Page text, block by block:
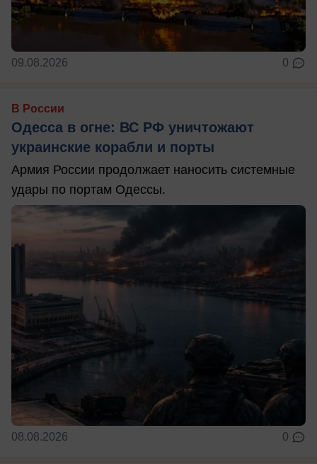
09.08.2026 0
В России
Одесса в огне: ВС РФ уничтожают
украинские корабли и порты
Армия России продолжает наносить системные
удары по портам Одессы.
08.08.2026 0